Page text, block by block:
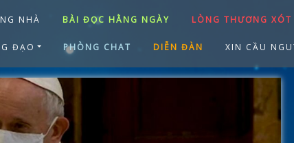
NHÀ BÀI ĐỌC HẰNG NGÀY LÒNG THƯƠNG XÓT
ĐẠO PHÒNG CHAT DIỄN ĐÀN XIN CẦU